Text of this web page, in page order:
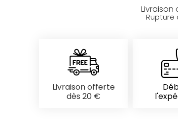
Livraison
Rupture
Livraison offerte
dès 20 €